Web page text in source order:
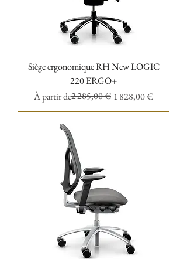
Siège ergonomique RH New LOGIC
220 ERGO+
À partir de
Prix original2 285,00 € 1 828,00 €
Prix promotionnel